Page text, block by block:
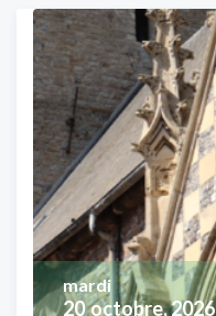
20 octobre, 2026
mardi